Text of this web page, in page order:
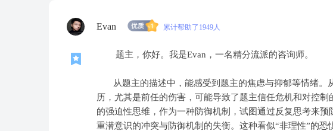
Evan 累计帮助了1949人
题主，你好。我是Evan，一名精分流派的咨询师。
从题主的描述中，能感受到题主的焦虑与抑郁等情绪。
历，尤其是前任的伤害，可能导致了题主信任危机和对控
的强迫性思维，作为一种防御机制，试图通过反复思考来预
重潜意识的冲突与防御机制的失衡。这种看似“非理性”的